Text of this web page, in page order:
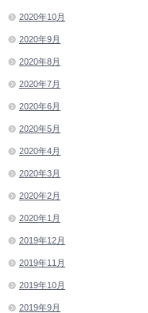
2020年10月
2020年9月
2020年8月
2020年7月
2020年6月
2020年5月
2020年4月
2020年3月
2020年2月
2020年1月
2019年12月
2019年11月
2019年10月
2019年9月